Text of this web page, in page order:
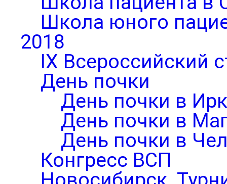
Школа юного
2018
IX Всероссийский
День почки
День почки в
День почки в
День почки в
Конгресс ВСП